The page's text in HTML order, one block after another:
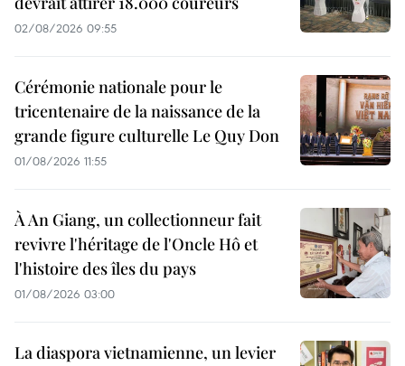
02/08/2026 09:55
Cérémonie nationale pour le
tricentenaire de la naissance de la
grande figure culturelle Le Quy Don
01/08/2026 11:55
À An Giang, un collectionneur fait
revivre l'héritage de l'Oncle Hô et
l'histoire des îles du pays
01/08/2026 03:00
La diaspora vietnamienne, un levier